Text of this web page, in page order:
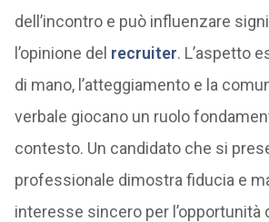
dell’incontro e può influenzare
l’opinione del recruiter. L’aspetto
di mano, l’atteggiamento e la
verbale giocano un ruolo
contesto. Un candidato che si
professionale dimostra fiducia e
interesse sincero per l’opportunità